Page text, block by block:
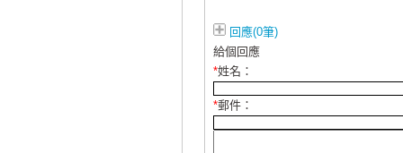
回應(0筆)
給個回應
*姓名：
*郵件：